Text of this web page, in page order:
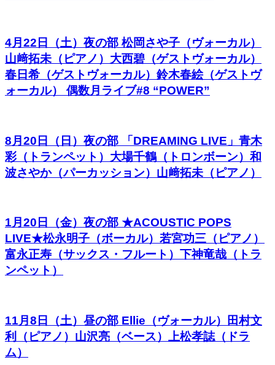
4月22日（土）夜の部 松岡さや子（ヴォーカル）
山﨑拓未（ピアノ）大西碧（ゲストヴォーカル）
春日希（ゲストヴォーカル）鈴木春絵（ゲストヴ
ォーカル） 偶数月ライブ#8 “POWER”
8月20日（日）夜の部 「DREAMING LIVE」青木
彩（トランペット）大場千鶴（トロンボーン）和
波さやか（パーカッション）山﨑拓未（ピアノ）
1月20日（金）夜の部 ★ACOUSTIC POPS
LIVE★松永明子（ボーカル）若宮功三（ピアノ）
富永正寿（サックス・フルート）下神竜哉（トラ
ンペット）
11月8日（土）昼の部 Ellie（ヴォーカル）田村文
利（ピアノ）山沢亮（ベース）上松孝誌（ドラ
ム）